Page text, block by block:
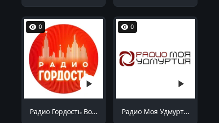
0
Радио Гордость Волгоград 106.4 FM
0
Радио Моя Удмуртия Воткинск 99.1 FM